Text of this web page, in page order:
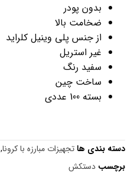
بدون پودر
ضخامت بالا
از جنس پلی وینیل کلراید
غیر استریل
سفید رنگ
ساخت چین
بسته 100 عددی
دسته بندی ها تجهیزات مبارزه با کرونا,
برچسب دستکش